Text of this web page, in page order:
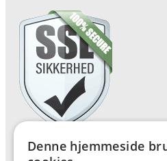
Forside
Denne hjemmeside